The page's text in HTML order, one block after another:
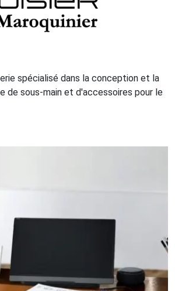
spécialisé dans la conception et la
de sous-main et d'accessoires pour le